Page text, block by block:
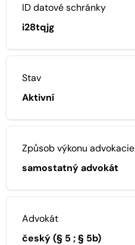
ID datové schránky
i28tqjg
Stav
Aktivní
Způsob výkonu advokacie
samostatný advokát
Advokát
český (§ 5 ; § 5b)